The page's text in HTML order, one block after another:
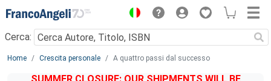
Menu
Cerca:
Main content
Home Crescita personale A quattro passi dal successo